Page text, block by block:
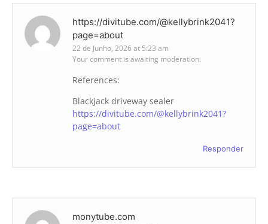
https://divitube.com/@kellybrink2041?
page=about
22 de Junho, 2026 at 5:23 am
Your comment is awaiting moderation.
References:
Blackjack driveway sealer
https://divitube.com/@kellybrink2041?
page=about
Responder
monytube.com